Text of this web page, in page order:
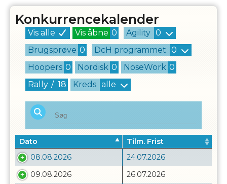
Konkurrencekalender
Vis alle Vis åbne 0 Agility 0
Brugsprøve 0 DcH programmet 0
Hoopers 0 Nordisk 0 NoseWork 0
Rally / 18 Kreds alle
Dato
Tilm. Frist
08.08.2026
24.07.2026
09.08.2026
26.07.2026